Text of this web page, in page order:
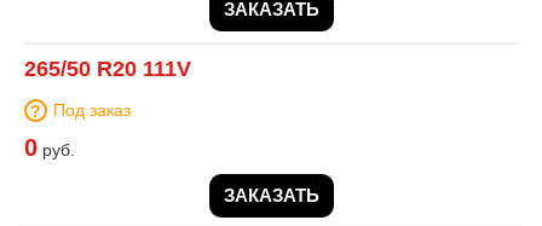
ЗАКАЗАТЬ
265/50 R20 111V
Под заказ
0 руб.
ЗАКАЗАТЬ